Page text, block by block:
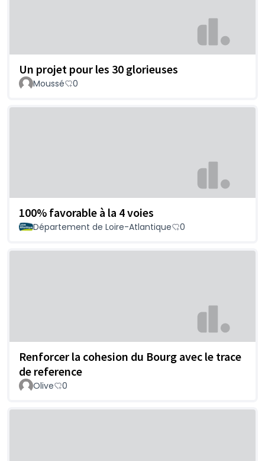
Un projet pour les 30 glorieuses
Moussé 0
100% favorable à la 4 voies
Département de Loire-Atlantique 0
Renforcer la cohesion du Bourg avec le trace
de reference
Olive 0